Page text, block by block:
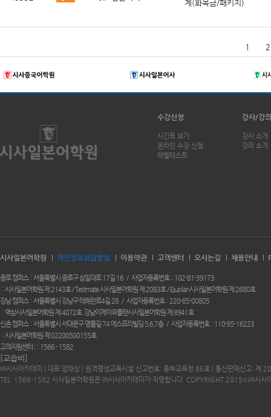
계(화목금/패키지)
1 2
수강신청
시간표 보기
온라인 수강 신청
레벨테스트
강사/강좌
강사 소개
강좌 소개
시사일본어학원 개인정보취급방침 이용약관 고객센터 오시는길 채용안내
종로 캠퍼스 서울특별시 종로구 삼일대로 17길 16 사업자등록번호
102-81-39173
시사일본어학원 제 2143호 / Testmate 시사일본어학원 제 2083호 / Ejuplan시사일본어학원 제 2680호
강남 캠퍼스
서울특별시 강남구 테헤란로4길 28 사업자등록번호
220-85-00805
역삼시사일본어학원 제 4072호. 강남이제이유플랜시사일본어학원 제 8941호
신촌 캠퍼스
서울특별시 서대문구 명물길 74 에스프리빌딩 5,6,7층 사업자등록번호
110-85-16223
시사일본어학원 제 02200500155호
고객지원센터 :
1566 - 1582
[교습비]
㈜시사아카데미 | 대표:엄태상 | 원격평생교육시설 신고번호: 중부교육청 86호 | 통신판매신고: 제
TEL: 1566-1582 시사일본어학원은 ㈜시사아카데미가 직영합니다. COPYRIGHT 2015ⓒ㈜시사